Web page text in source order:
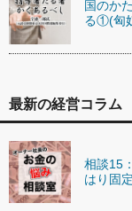
国のか
る①(匈
最新の経営コラム
相談15
はり固